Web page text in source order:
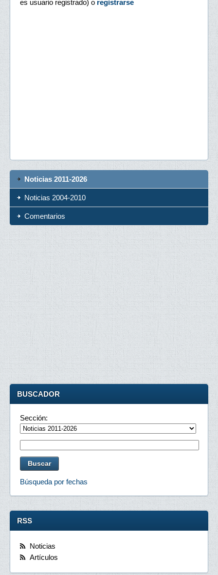
es usuario registrado) o registrarse
Noticias 2011-2026
Noticias 2004-2010
Comentarios
BUSCADOR
Sección:
Búsqueda por fechas
RSS
Noticias
Artículos